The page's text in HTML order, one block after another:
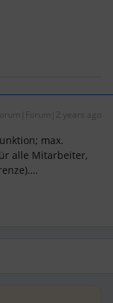
years ago
max.
alle Mitarbeiter,